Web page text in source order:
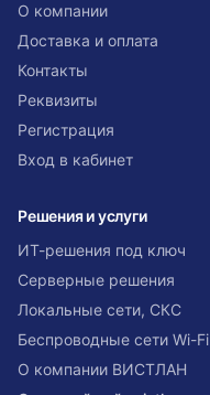
О компании
Доставка и оплата
Контакты
Реквизиты
Регистрация
Вход в кабинет
Решения и услуги
ИТ-решения под ключ
Серверные решения
Локальные сети, СКС
Беспроводные сети Wi-Fi
О компании ВИСТЛАН